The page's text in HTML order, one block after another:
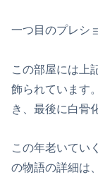
一つ目のプレシ
この部屋には上
飾られています
き、最後に白骨
この年老いてい
の物語の詳細は